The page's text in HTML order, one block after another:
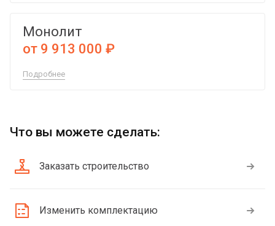
Монолит
от 9 913 000 ₽
Подробнее
Что вы можете сделать:
Заказать строительство
Изменить комплектацию